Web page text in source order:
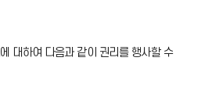
대하여 다음과 같이 권리를 행사할 수